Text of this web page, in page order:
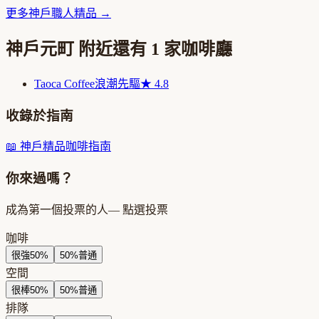
更多神戶職人精品 →
神戶元町 附近還有 1 家咖啡廳
Taoca Coffee浪潮先驅★ 4.8
收錄於指南
📖 神戶精品咖啡指南
你來過嗎？
成為第一個投票的人— 點選投票
咖啡
很強50% 50%普通
空間
很棒50% 50%普通
排隊